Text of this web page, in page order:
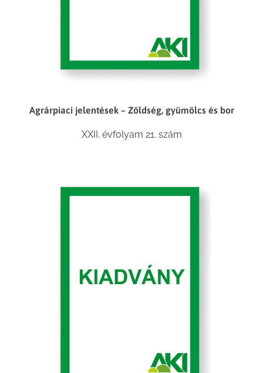
Agrárpiaci jelentések – Zöldség, gyümölcs és bor
XXII. évfolyam 21. szám